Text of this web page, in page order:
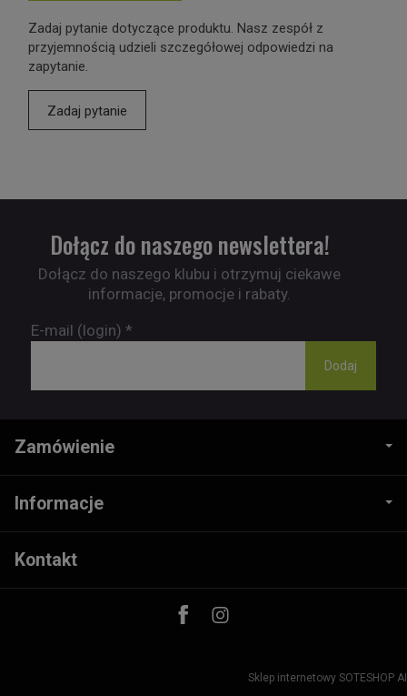
Zadaj pytanie dotyczące produktu. Nasz zespół z
przyjemnością udzieli szczegółowej odpowiedzi na
zapytanie.
Zadaj pytanie
Dołącz do naszego newslettera!
Dołącz do naszego klubu i otrzymuj ciekawe
informacje, promocje i rabaty.
E-mail (login) *
Zamówienie
Informacje
Kontakt
Sklep internetowy SOTESHOP AI